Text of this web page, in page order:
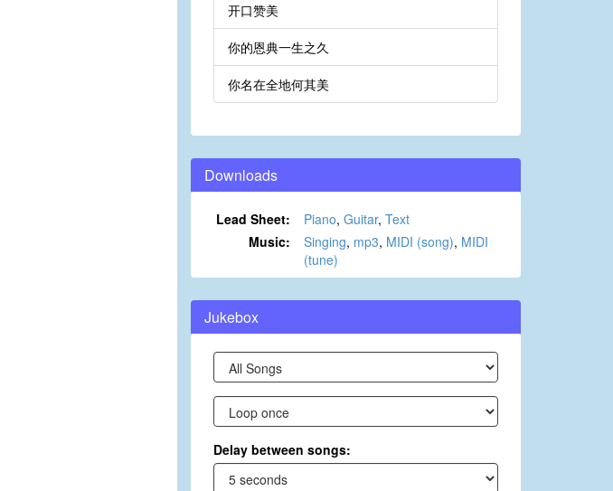
开口赞美
你的恩典一生之久
你名在全地何其美
Downloads
Lead Sheet: Piano, Guitar, Text
Music:
Singing, mp3, MIDI (song), MIDI
(tune)
Jukebox
Delay between songs: